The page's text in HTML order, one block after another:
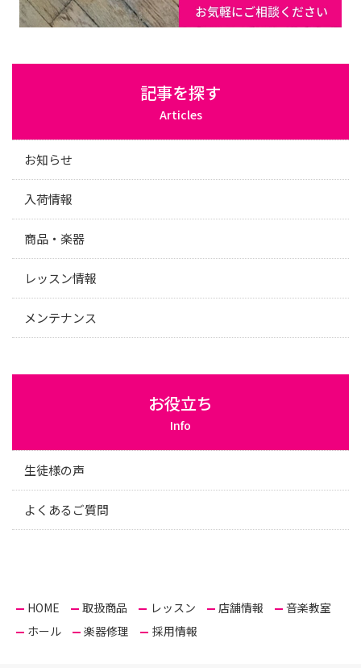
記事を探す
Articles
お知らせ
入荷情報
商品・楽器
レッスン情報
メンテナンス
お役立ち
Info
生徒様の声
よくあるご質問
HOME 取扱商品 レッスン 店舗情報
音楽教室
ホール
楽器修理 採用情報